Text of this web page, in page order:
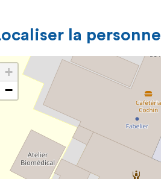
la personne
+
−